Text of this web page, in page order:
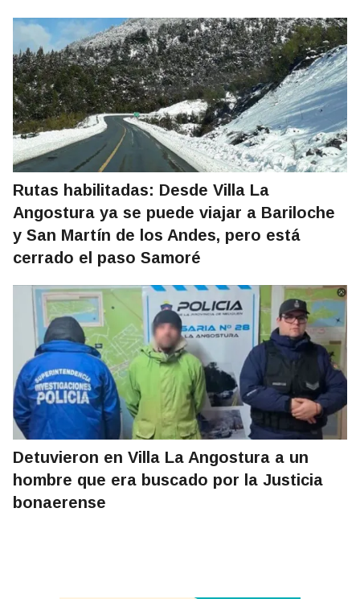
Rutas habilitadas: Desde Villa La
Angostura ya se puede viajar a Bariloche
y San Martín de los Andes, pero está
cerrado el paso Samoré
Detuvieron en Villa La Angostura a un
hombre que era buscado por la Justicia
bonaerense